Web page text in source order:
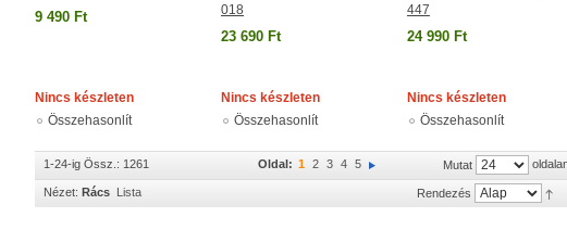
9 490 Ft
Nincs készleten
Összehasonlít
018
23 690 Ft
Nincs készleten
Összehasonlít
447
24 990 Ft
Nincs készleten
Összehasonlít
1-24-ig Össz.: 1261 Mutat
Oldal: 1 2 3 4 5
Nézet: Rács Lista Rendezés